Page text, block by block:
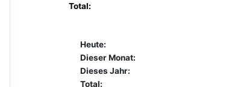
Total:
Heute:
Dieser Monat:
Dieses Jahr:
Total: